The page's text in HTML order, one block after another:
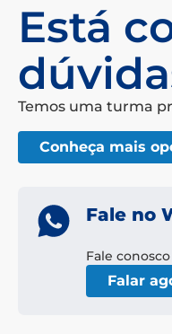
Está
Temos uma turma
Conheça mais
Fale no
Fale conosco
Falar